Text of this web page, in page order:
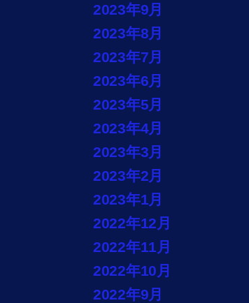
2023年9月
2023年8月
2023年7月
2023年6月
2023年5月
2023年4月
2023年3月
2023年2月
2023年1月
2022年12月
2022年11月
2022年10月
2022年9月